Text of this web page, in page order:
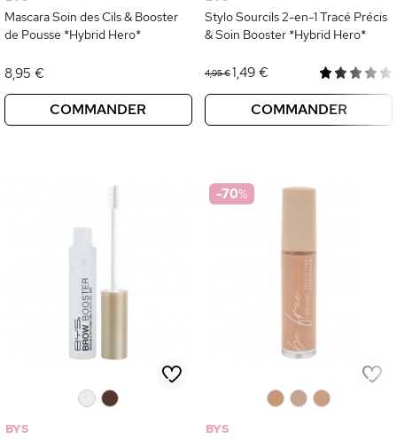
Mascara Soin des Cils & Booster
de Pousse *Hybrid Hero*
8,95 €
COMMANDER
Stylo Sourcils 2-en-1 Tracé Précis
& Soin Booster *Hybrid Hero*
4,95 €1,49 €
COMMANDER
BYS
-70%
BYS